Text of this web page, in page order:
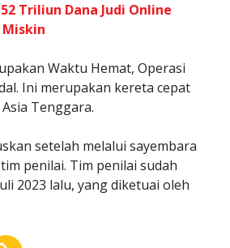
Triliun Dana Judi Online
Waktu Hemat, Operasi
Ini merupakan kereta cepat
Tenggara.
setelah melalui sayembara
penilai. Tim penilai sudah
2023 lalu, yang diketuai oleh